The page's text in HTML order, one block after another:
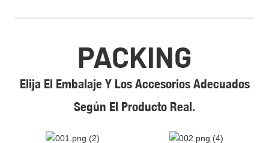
PACKING
Elija El Embalaje Y Los Accesorios Adecuados
Según El Producto Real.